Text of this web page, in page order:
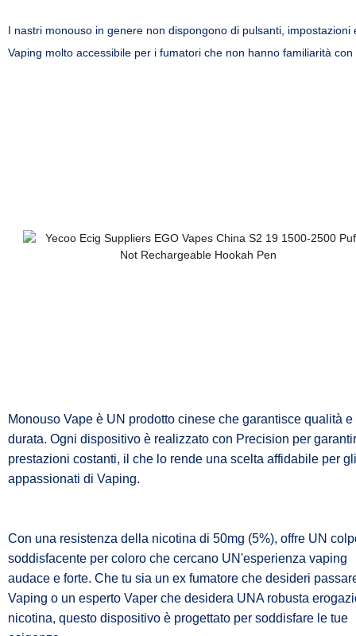
I nastri monouso in genere non dispongono di pulsanti,
Vaping molto accessibile per i fumatori che non hanno familiarità
Monouso Vape è UN prodotto cinese che garantisce qualità e
durata. Ogni dispositivo è realizzato con Precision per
prestazioni costanti, il che lo rende una scelta affidabile per gli
appassionati di Vaping.
Con una resistenza della nicotina di 50mg (5%), offre UN
soddisfacente per coloro che cercano UN'esperienza vaping
audace e forte. Che tu sia un ex fumatore che desideri
Vaping o un esperto Vaper che desidera UNA robusta
nicotina, questo dispositivo è progettato per soddisfare le tue